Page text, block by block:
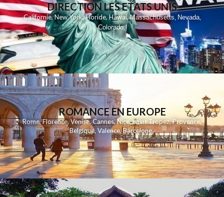
DIRECTION LES ETATS UNIS
Californie,New York,Floride,Hawai,Massachusetts, Nevada,
Colorado,
ROMANCE EN EUROPE
Rome,Florence,Venise,Cannes,Nice,Saint Tropez,Provence,
Belgique,Valence,Barcelone,